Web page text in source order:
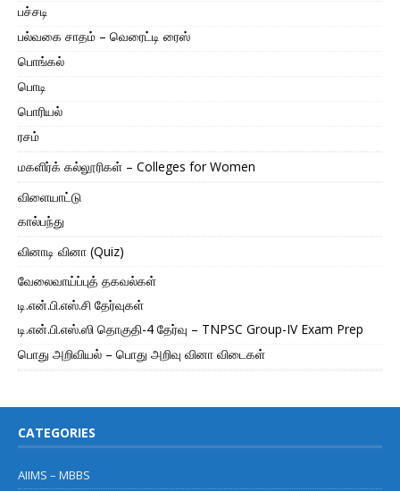
பச்சடி
பல்வகை சாதம் – வெரைட்டி ரைஸ்
பொங்கல்
பொடி
பொரியல்
ரசம்
மகளிர்க் கல்லூரிகள் – Colleges for Women
விளையாட்டு
கால்பந்து
வினாடி வினா (Quiz)
வேலைவாய்ப்புத் தகவல்கள்
டி.என்.பி.எஸ்.சி தேர்வுகள்
டி.என்.பி.எஸ்.ஸி தொகுதி-4 தேர்வு – TNPSC Group-IV Exam Prep
பொது அறிவியல் – பொது அறிவு வினா விடைகள்
CATEGORIES
AIIMS – MBBS